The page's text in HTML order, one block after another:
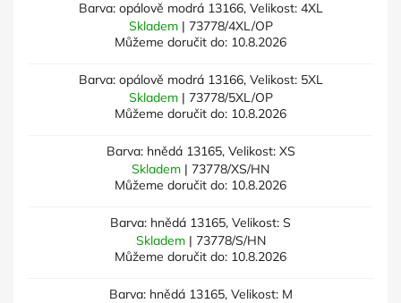
Barva: opálově modrá 13166, Velikost: 4XL
Skladem | 73778/4XL/OP
Můžeme doručit do: 10.8.2026
Barva: opálově modrá 13166, Velikost: 5XL
Skladem | 73778/5XL/OP
Můžeme doručit do: 10.8.2026
Barva: hnědá 13165, Velikost: XS
Skladem | 73778/XS/HN
Můžeme doručit do: 10.8.2026
Barva: hnědá 13165, Velikost: S
Skladem | 73778/S/HN
Můžeme doručit do: 10.8.2026
Barva: hnědá 13165, Velikost: M